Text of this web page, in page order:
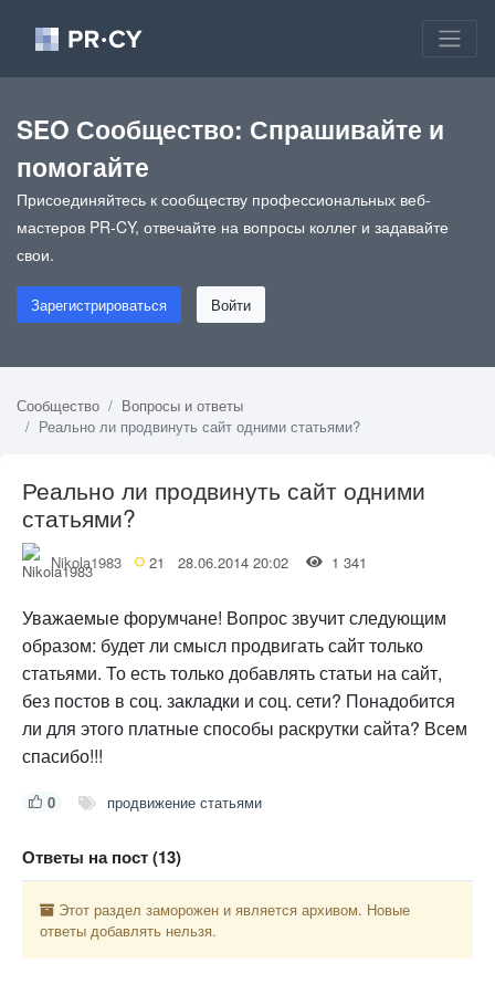
SEO Сообщество: Спрашивайте и
помогайте
Присоединяйтесь к сообществу профессиональных веб-
мастеров PR-CY, отвечайте на вопросы коллег и задавайте
свои.
Зарегистрироваться Войти
Сообщество
Вопросы и ответы
Реально ли продвинуть сайт одними статьями?
Реально ли продвинуть сайт одними
статьями?
Nikola1983 21 28.06.2014 20:02 1 341
Уважаемые форумчане! Вопрос звучит следующим
образом: будет ли смысл продвигать сайт только
статьями. То есть только добавлять статьи на сайт,
без постов в соц. закладки и соц. сети? Понадобится
ли для этого платные способы раскрутки сайта? Всем
спасибо!!!
0 продвижение статьями
Ответы на пост (13)
Этот раздел заморожен и является архивом. Новые
ответы добавлять нельзя.